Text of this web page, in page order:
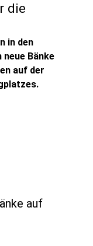
die
in den
neue Bänke
auf der
auf